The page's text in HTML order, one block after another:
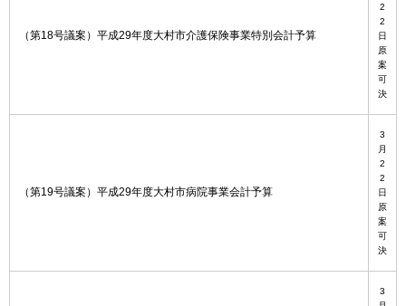
（第18号議案）平成29年度大村市介護保険事業特別会計予算
2
2
日
原
案
可
決
（第19号議案）平成29年度大村市病院事業会計予算
3
月
2
2
日
原
案
可
決
3